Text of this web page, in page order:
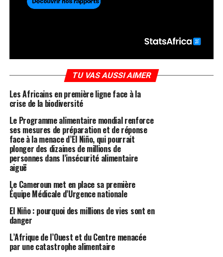
TU VAS AUSSI AIMER
Les Africains en première ligne face à la
crise de la biodiversité
Le Programme alimentaire mondial renforce
ses mesures de préparation et de réponse
face à la menace d’El Niño, qui pourrait
plonger des dizaines de millions de
personnes dans l’insécurité alimentaire
aiguë
Le Cameroun met en place sa première
Équipe Médicale d’Urgence nationale
El Niño : pourquoi des millions de vies sont en
danger
L’Afrique de l’Ouest et du Centre menacée
par une catastrophe alimentaire